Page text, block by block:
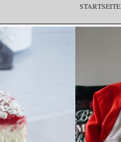
STARTSEITE